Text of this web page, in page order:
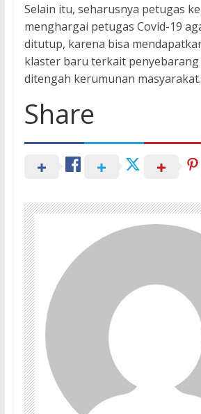
Selain itu, seharusnya petugas
menghargai petugas Covid-19
ditutup, karena bisa
klaster baru terkait penyebarang
ditengah kerumunan
Share